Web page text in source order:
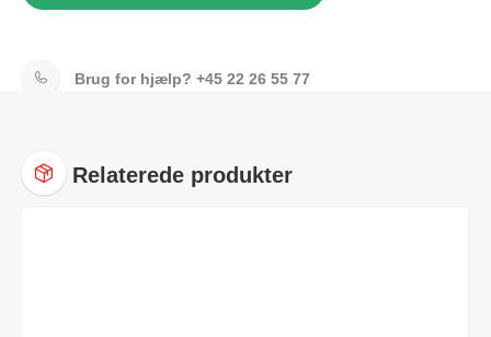
Brug for hjælp? +45 22 26 55 77
Relaterede produkter